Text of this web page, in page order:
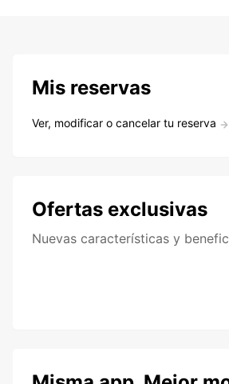
Mis reservas
Ver, modificar o cancelar tu reserva
Ofertas exclusivas
Nuevas características y